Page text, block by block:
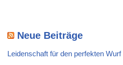
Neue Beiträge
Leidenschaft für den perfekten Wurf